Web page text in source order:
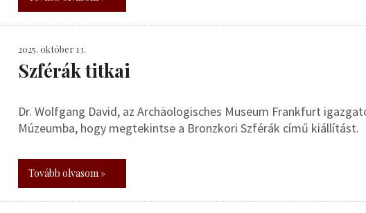
2025. október 13.
Szférák titkai
Dr. Wolfgang David, az Archäologisches Museum Frankfurt
Múzeumba, hogy megtekintse a Bronzkori Szférák című kiállítást.
Tovább olvasom »